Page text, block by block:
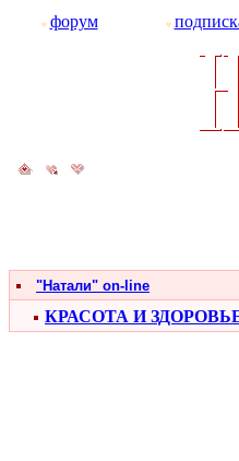
форум
"Натали" on-line
КРАСОТА И ЗДОРОВЬЕ "